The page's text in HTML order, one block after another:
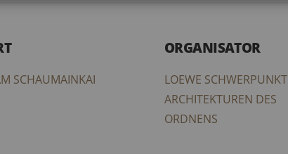
SCHAUMAINKAI
ORGANISATOR
LOEWE SCHWERPUNKT
ARCHITEKTUREN DES
ORDNENS